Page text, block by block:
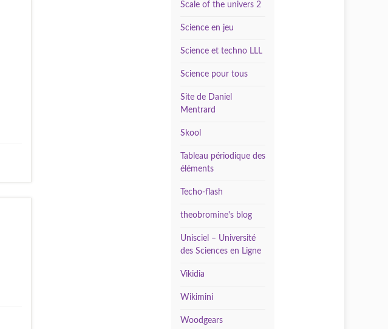
Scale of the univers 2
Science en jeu
Science et techno LLL
Science pour tous
Site de Daniel
Mentrard
Skool
Tableau périodique des
éléments
Techo-flash
theobromine's blog
Unisciel – Université
des Sciences en Ligne
Vikidia
Wikimini
Woodgears